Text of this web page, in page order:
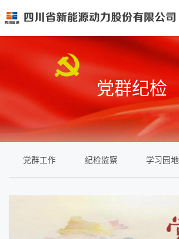
党群纪检
党群工作 纪检监察 学习园地